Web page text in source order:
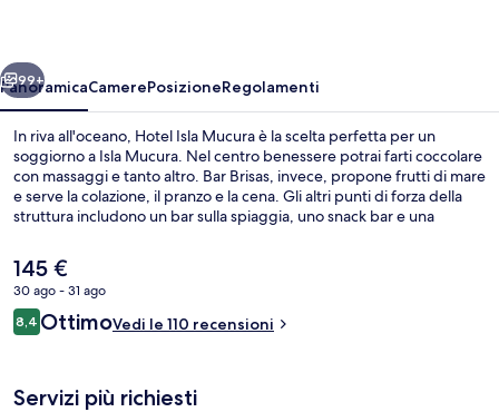
Esterni
Avanti
99+
PanoramicaCamerePosizioneRegolamenti
In riva all'oceano, Hotel Isla Mucura è la scelta perfetta per un
soggiorno a Isla Mucura. Nel centro benessere potrai farti coccolare
con massaggi e tanto altro. Bar Brisas, invece, propone frutti di mare
e serve la colazione, il pranzo e la cena. Gli altri punti di forza della
struttura includono un bar sulla spiaggia, uno snack bar e una
Il
prezzo
attuale
è
145 €
30 ago - 31 ago
Recensioni
8,48,4 su 10
OttimoVedi le 110 recensioni
Servizi più richiesti